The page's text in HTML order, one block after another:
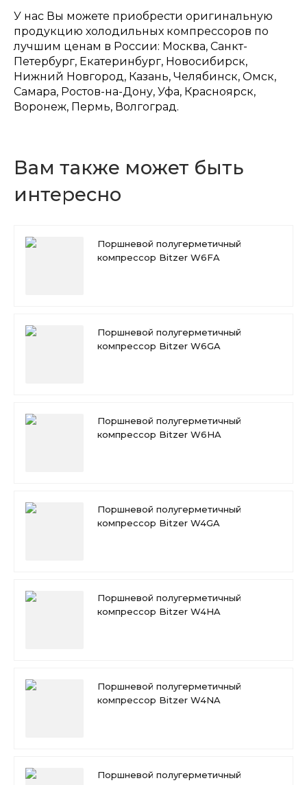
У нас Вы можете приобрести оригинальную
продукцию холодильных компрессоров по
лучшим ценам в России: Москва, Санкт-
Петербург, Екатеринбург, Новосибирск,
Нижний Новгород, Казань, Челябинск, Омск,
Самара, Ростов-на-Дону, Уфа, Красноярск,
Воронеж, Пермь, Волгоград.
Вам также может быть
интересно
Поршневой полугерметичный
компрессор Bitzer W6FA
Поршневой полугерметичный
компрессор Bitzer W6GA
Поршневой полугерметичный
компрессор Bitzer W6HA
Поршневой полугерметичный
компрессор Bitzer W4GA
Поршневой полугерметичный
компрессор Bitzer W4HA
Поршневой полугерметичный
компрессор Bitzer W4NA
Поршневой полугерметичный